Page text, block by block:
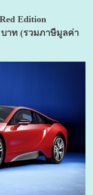
Edition
ท (รวมภาษีมูลค่า